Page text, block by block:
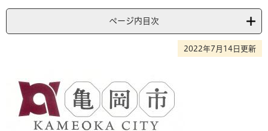
ページ内目次
2022年7月14日更新